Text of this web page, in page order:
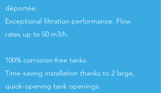
déportée.
Exceptional filtration performance. Flow
rates up to 50 m3/h.
100% corrosion-free tanks.
Time-saving installation thanks to 2 large,
quick-opening tank openings.